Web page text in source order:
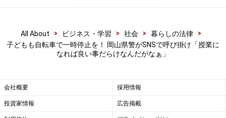
All About > ビジネス・学習 > 社会 > 暮らしの法律
>
子どもも自転車で一時停止を！ 岡山県警がSNSで呼び掛け「授業に
なれば良い事だらけなんだがなぁ」
会社概要 採用情報
投資家情報 広告掲載